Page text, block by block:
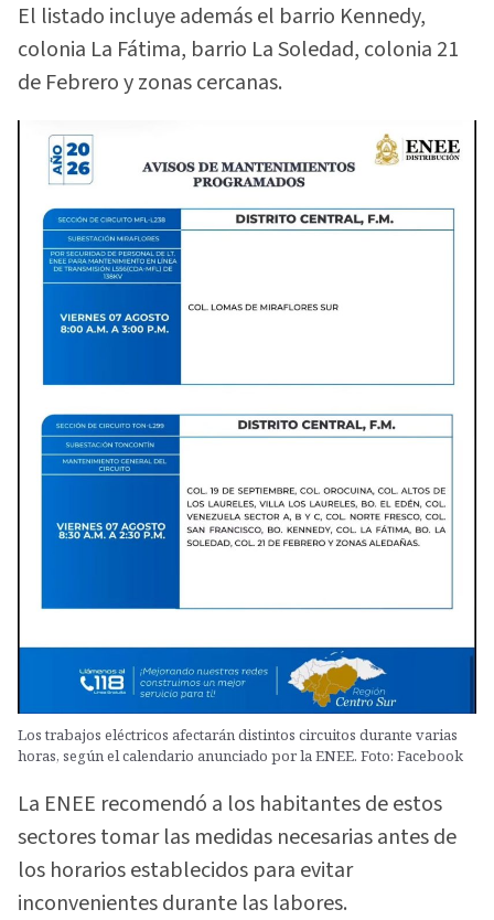
El listado incluye además el barrio Kennedy,
colonia La Fátima, barrio La Soledad, colonia 21
de Febrero y zonas cercanas.
Los trabajos eléctricos afectarán distintos circuitos durante varias
horas, según el calendario anunciado por la ENEE. Foto: Facebook
La ENEE recomendó a los habitantes de estos
sectores tomar las medidas necesarias antes de
los horarios establecidos para evitar
inconvenientes durante las labores.